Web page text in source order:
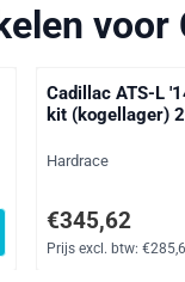
voor
Cadillac ATS-L
kit (kogellager)
Merk:
Hardrace
Prijs: 345,62,
€345,62
Prijs excl. btw: